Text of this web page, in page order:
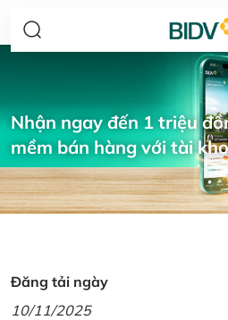
Nhận ngay đến 1 triệu
mềm bán hàng với tài
Đăng tải ngày
10/11/2025